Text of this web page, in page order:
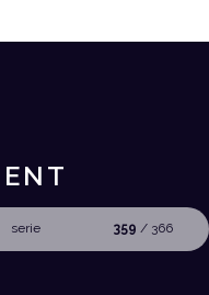
serie 359 / 366